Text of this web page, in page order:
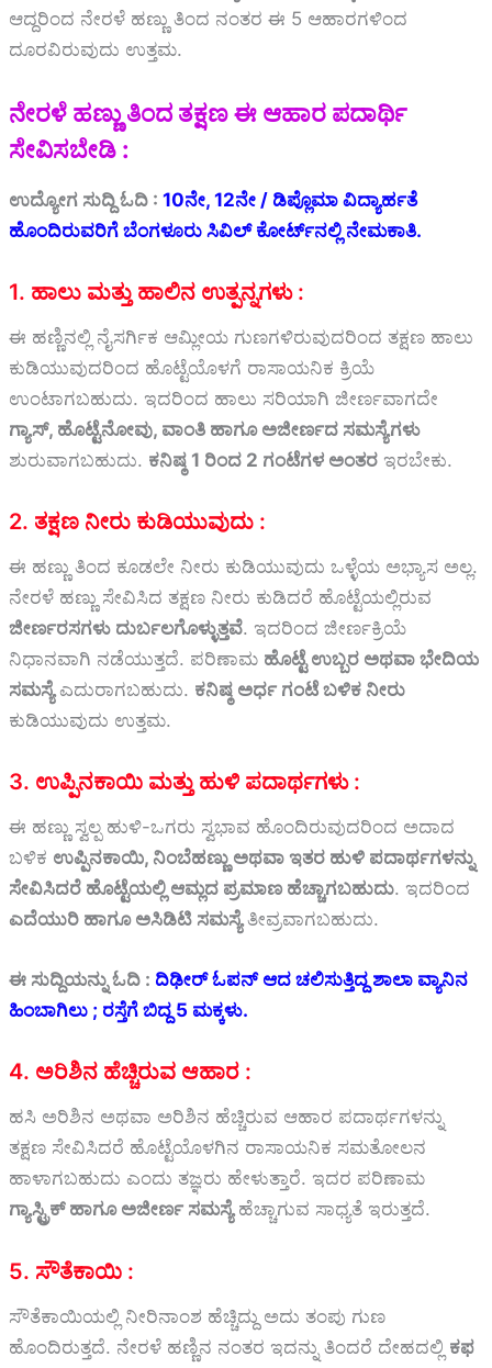
ಆದ್ದರಿಂದ ನೇರಳೆ ಹಣ್ಣು ತಿಂದ ನಂತರ ಈ 5 ಆಹಾರಗಳಿಂದ
ದೂರವಿರುವುದು ಉತ್ತಮ.
ನೇರಳೆ ಹಣ್ಣು ತಿಂದ ತಕ್ಷಣ ಈ ಆಹಾರ ಪದಾರ್ಥಿ
ಸೇವಿಸಬೇಡಿ :
ಉದ್ಯೋಗ ಸುದ್ದಿ ಓದಿ : 10ನೇ, 12ನೇ / ಡಿಪ್ಲೊಮಾ ವಿದ್ಯಾರ್ಹತೆ
ಹೊಂದಿರುವರಿಗೆ ಬೆಂಗಳೂರು ಸಿವಿಲ್ ಕೋರ್ಟ್‌ನಲ್ಲಿ ನೇಮಕಾತಿ.
1. ಹಾಲು ಮತ್ತು ಹಾಲಿನ ಉತ್ಪನ್ನಗಳು :
ಈ ಹಣ್ಣಿನಲ್ಲಿ ನೈಸರ್ಗಿಕ ಆಮ್ಲೀಯ ಗುಣಗಳಿರುವುದರಿಂದ ತಕ್ಷಣ ಹಾಲು
ಕುಡಿಯುವುದರಿಂದ ಹೊಟ್ಟೆಯೊಳಗೆ ರಾಸಾಯನಿಕ ಕ್ರಿಯೆ
ಉಂಟಾಗಬಹುದು. ಇದರಿಂದ ಹಾಲು ಸರಿಯಾಗಿ ಜೀರ್ಣವಾಗದೇ
ಗ್ಯಾಸ್, ಹೊಟ್ಟೆನೋವು, ವಾಂತಿ ಹಾಗೂ ಅಜೀರ್ಣದ ಸಮಸ್ಯೆಗಳು
ಶುರುವಾಗಬಹುದು. ಕನಿಷ್ಠ 1 ರಿಂದ 2 ಗಂಟೆಗಳ ಅಂತರ ಇರಬೇಕು.
2. ತಕ್ಷಣ ನೀರು ಕುಡಿಯುವುದು :
ಈ ಹಣ್ಣು ತಿಂದ ಕೂಡಲೇ ನೀರು ಕುಡಿಯುವುದು ಒಳ್ಳೆಯ ಅಭ್ಯಾಸ ಅಲ್ಲ.
ನೇರಳೆ ಹಣ್ಣು ಸೇವಿಸಿದ ತಕ್ಷಣ ನೀರು ಕುಡಿದರೆ ಹೊಟ್ಟೆಯಲ್ಲಿರುವ
ಜೀರ್ಣರಸಗಳು ದುರ್ಬಲಗೊಳ್ಳುತ್ತವೆ. ಇದರಿಂದ ಜೀರ್ಣಕ್ರಿಯೆ
ನಿಧಾನವಾಗಿ ನಡೆಯುತ್ತದೆ. ಪರಿಣಾಮ ಹೊಟ್ಟೆ ಉಬ್ಬರ ಅಥವಾ ಭೇದಿಯ
ಸಮಸ್ಯೆಎದುರಾಗಬಹುದು. ಕನಿಷ್ಠ ಅರ್ಧ ಗಂಟೆ ಬಳಿಕ ನೀರು
ಕುಡಿಯುವುದು ಉತ್ತಮ.
3. ಉಪ್ಪಿನಕಾಯಿ ಮತ್ತು ಹುಳಿ ಪದಾರ್ಥಗಳು :
ಈ ಹಣ್ಣು ಸ್ವಲ್ಪ ಹುಳಿ-ಒಗರು ಸ್ವಭಾವ ಹೊಂದಿರುವುದರಿಂದ ಅದಾದ
ಬಳಿಕ ಉಪ್ಪಿನಕಾಯಿ, ನಿಂಬೆಹಣ್ಣು ಅಥವಾ ಇತರ ಹುಳಿ ಪದಾರ್ಥಗಳನ್ನು
ಸೇವಿಸಿದರೆ ಹೊಟ್ಟೆಯಲ್ಲಿ ಆಮ್ಲದ ಪ್ರಮಾಣ ಹೆಚ್ಚಾಗಬಹುದು. ಇದರಿಂದ
ಎದೆಯುರಿ ಹಾಗೂ ಅಸಿಡಿಟಿ ಸಮಸ್ಯೆತೀವ್ರವಾಗಬಹುದು.
ಈ ಸುದ್ದಿಯನ್ನು ಓದಿ : ದಿಢೀರ್ ಓಪನ್ ಆದ ಚಲಿಸುತ್ತಿದ್ದ ಶಾಲಾ ವ್ಯಾನಿನ
ಹಿಂಬಾಗಿಲು ; ರಸ್ತೆಗೆ ಬಿದ್ದ 5 ಮಕ್ಕಳು.
4. ಅರಿಶಿನ ಹೆಚ್ಚಿರುವ ಆಹಾರ :
ಹಸಿ ಅರಿಶಿನ ಅಥವಾ ಅರಿಶಿನ ಹೆಚ್ಚಿರುವ ಆಹಾರ ಪದಾರ್ಥಗಳನ್ನು
ತಕ್ಷಣ ಸೇವಿಸಿದರೆ ಹೊಟ್ಟೆಯೊಳಗಿನ ರಾಸಾಯನಿಕ ಸಮತೋಲನ
ಹಾಳಾಗಬಹುದು ಎಂದು ತಜ್ಞರು ಹೇಳುತ್ತಾರೆ. ಇದರ ಪರಿಣಾಮ
ಗ್ಯಾಸ್ಟ್ರಿಕ್ ಹಾಗೂ ಅಜೀರ್ಣ ಸಮಸ್ಯೆಹೆಚ್ಚಾಗುವ ಸಾಧ್ಯತೆ ಇರುತ್ತದೆ.
5. ಸೌತೆಕಾಯಿ :
ಸೌತೆಕಾಯಿಯಲ್ಲಿ ನೀರಿನಾಂಶ ಹೆಚ್ಚಿದ್ದು ಅದು ತಂಪು ಗುಣ
ಹೊಂದಿರುತ್ತದೆ. ನೇರಳೆ ಹಣ್ಣಿನ ನಂತರ ಇದನ್ನು ತಿಂದರೆ ದೇಹದಲ್ಲಿ ಕಫ